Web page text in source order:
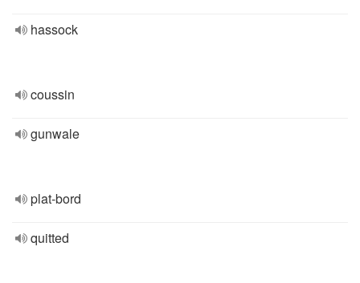
hassock
coussin
gunwale
plat-bord
quitted